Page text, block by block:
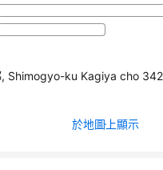
, Shimogyo-ku Kagiya cho
於地圖上顯示